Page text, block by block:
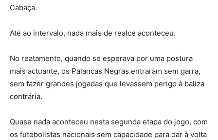
Cabaça.
Até ao intervalo, nada mais de realce aconteceu.
No reatamento, quando se esperava por uma postura
mais actuante, os Palancas Negras entraram sem garra,
sem fazer grandes jogadas que levassem perigo à baliza
contrária.
Quase nada aconteceu nesta segunda etapa do jogo, com
os futebolistas nacionais sem capacidade para dar à volta